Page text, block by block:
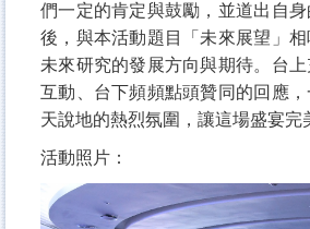
們一定的肯定與鼓勵，並道出自
後，與本活動題目「未來展望」
未來研究的發展方向與期待。台
互動、台下頻頻點頭贊同的回應
天說地的熱烈氛圍，讓這場盛宴完
活動照片：